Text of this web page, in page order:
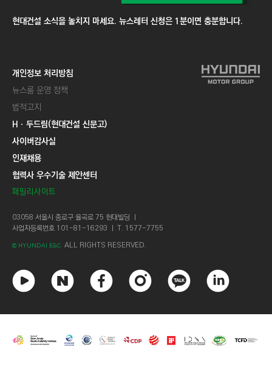
현대건설 소식을 놓치지 마세요. 뉴스레터 신청은 1분이면 충분합니다.
개인정보 처리방침
뉴스룸 운영 정책
법적고지
Hㆍ두드림(현대건설 신문고)
사이버감사실
인재채용
협력사 우수기술 제안센터
패밀리사이트
03058 서울시 종로구 율곡로 75 현대빌딩 ㅣ
사업자등록번호 101-81-16293 ㅣ T. 1577-7755
© HYUNDAI E&C. ALL RIGHTS RESERVED.
튜
브
이
이
스
북
스
타
그
카
오
톡
크
드
인